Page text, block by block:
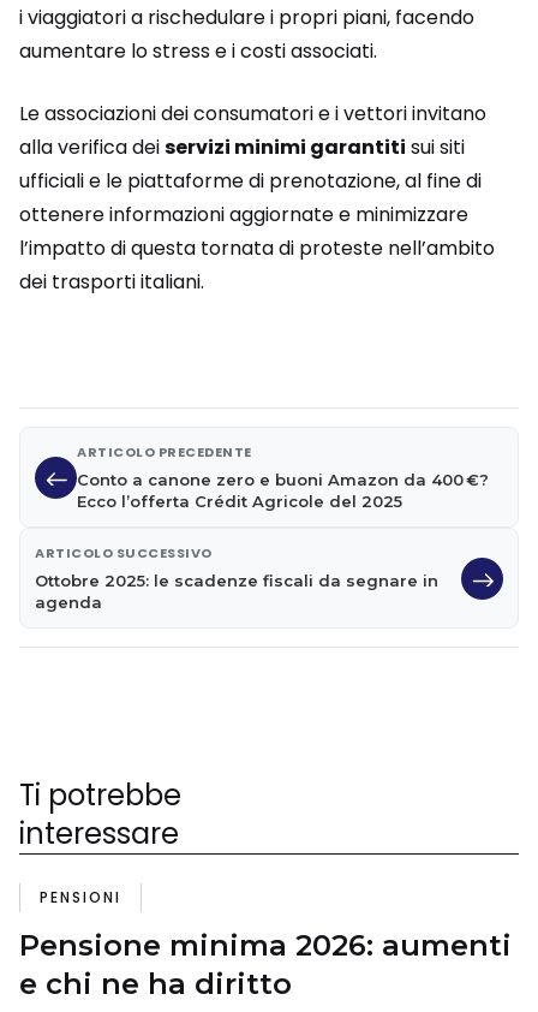
i viaggiatori a rischedulare i propri piani, facendo
aumentare lo stress e i costi associati.
Le associazioni dei consumatori e i vettori invitano
alla verifica deiservizi minimi garantiti sui siti
ufficiali e le piattaforme di prenotazione, al fine di
ottenere informazioni aggiornate e minimizzare
l’impatto di questa tornata di proteste nell’ambito
dei trasporti italiani.
ARTICOLO PRECEDENTE
Conto a canone zero e buoni Amazon da 400 €?
Ecco l’offerta Crédit Agricole del 2025
ARTICOLO SUCCESSIVO
Ottobre 2025: le scadenze fiscali da segnare in
agenda
Ti potrebbe
interessare
PENSIONI
Pensione minima 2026: aumenti
e chi ne ha diritto